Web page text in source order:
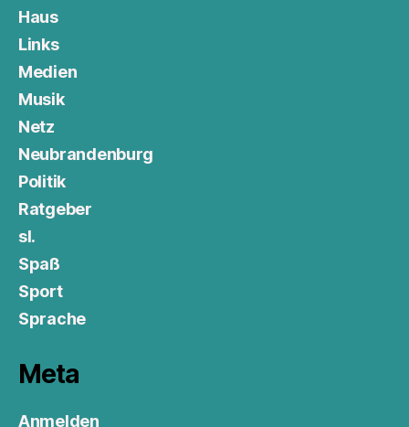
Haus
Links
Medien
Musik
Netz
Neubrandenburg
Politik
Ratgeber
sl.
Spaß
Sport
Sprache
Meta
Anmelden